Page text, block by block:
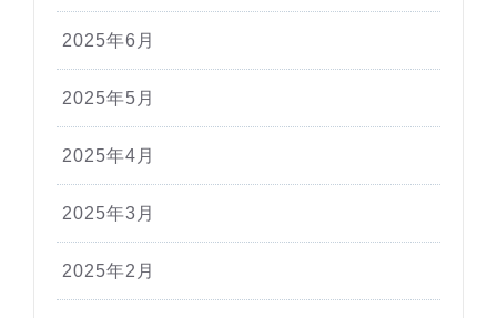
2025年6月
2025年5月
2025年4月
2025年3月
2025年2月